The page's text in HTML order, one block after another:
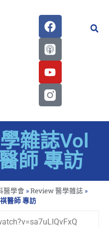
雜誌Vol
師 專訪
醫學會 »Review 醫學雜誌 »
醫師 專訪